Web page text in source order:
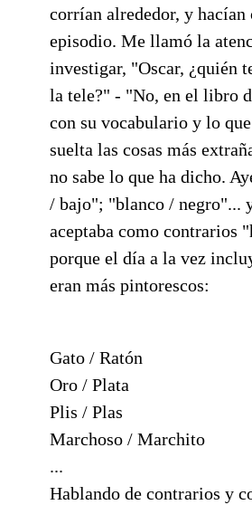
corrían alrededor, y
episodio. Me llamó la
investigar, "Oscar, ¿quién
la tele?" - "No, en el libro
con su vocabulario y lo
suelta las cosas más
no sabe lo que ha dicho.
/ bajo"; "blanco / negro"...
aceptaba como contrarios
porque el día a la vez
eran más pintorescos:
Gato / Ratón
Oro / Plata
Plis / Plas
Marchoso / Marchito
...
Hablando de contrarios y